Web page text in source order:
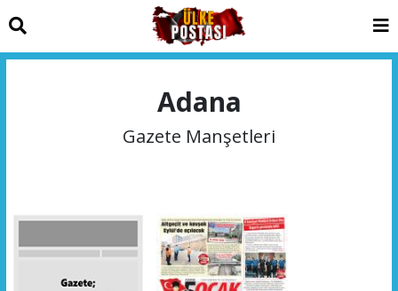
Adana
Gazete Manşetleri